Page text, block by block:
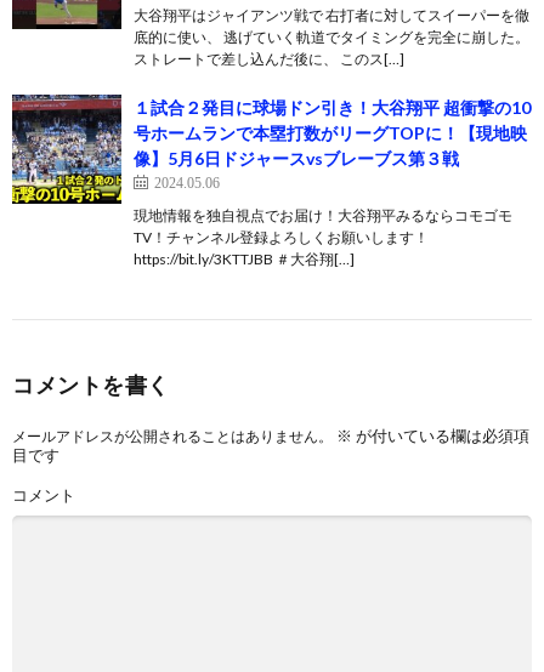
大谷翔平はジャイアンツ戦で 右打者に対してスイーパーを徹
底的に使い、 逃げていく軌道でタイミングを完全に崩した。
ストレートで差し込んだ後に、 このス[…]
１試合２発目に球場ドン引き！大谷翔平 超衝撃の10
号ホームランで本塁打数がリーグTOPに！【現地映
像】5月6日ドジャースvsブレーブス第３戦
2024.05.06
現地情報を独自視点でお届け！大谷翔平みるならコモゴモ
TV！チャンネル登録よろしくお願いします！
https://bit.ly/3KTTJBB ＃大谷翔[…]
コメントを書く
メールアドレスが公開されることはありません。 ※ が付いている欄は必須項
目です
コメント